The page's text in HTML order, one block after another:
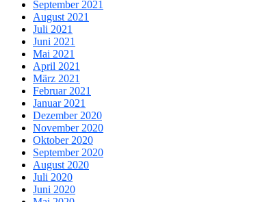
September 2021
August 2021
Juli 2021
Juni 2021
Mai 2021
April 2021
März 2021
Februar 2021
Januar 2021
Dezember 2020
November 2020
Oktober 2020
September 2020
August 2020
Juli 2020
Juni 2020